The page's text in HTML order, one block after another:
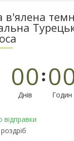
в'ялена
00
Днів
0
Годин